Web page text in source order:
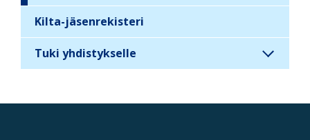
n
i
Kilta-jäsenrekisteri
Tuki yhdistykselle